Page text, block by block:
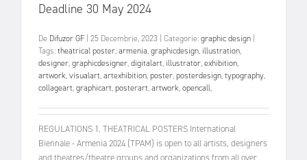
Deadline 30 May 2024
De Difuzor GF 25 Decembrie, 2023 Categorie:graphic design
Tags:theatrical poster,armenia,graphicdesign, illustration,
designer,graphicdesigner,digitalart, illustrator,exhibition,
artwork,visualart,artexhibition,poster,posterdesign,typography,
collageart,graphicart,posterart,artwork,opencall,
REGULATIONS 1. THEATRICAL POSTERS International
Biennale - Armenia 2024 (TPAM) is open to all artists, designers
and theatres/theatre groups and organizations from all over